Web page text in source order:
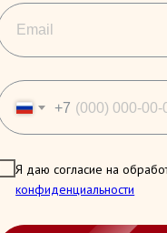
+7
Я даю согласие на
конфиденциальности